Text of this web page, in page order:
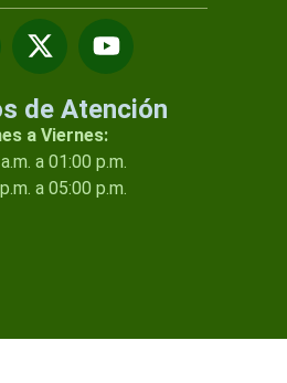
de Atención
a Viernes:
a 01:00 p.m.
a 05:00 p.m.